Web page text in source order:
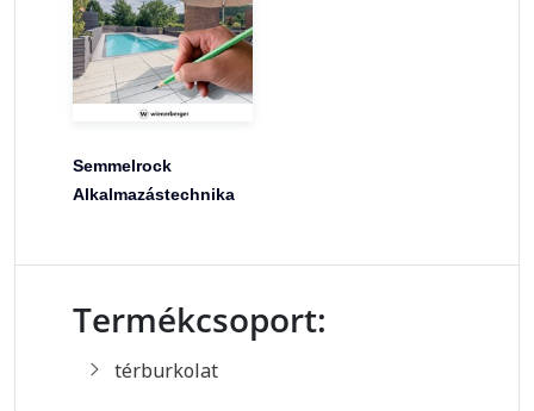
Semmelrock
Alkalmazástechnika
Termékcsoport:
térburkolat